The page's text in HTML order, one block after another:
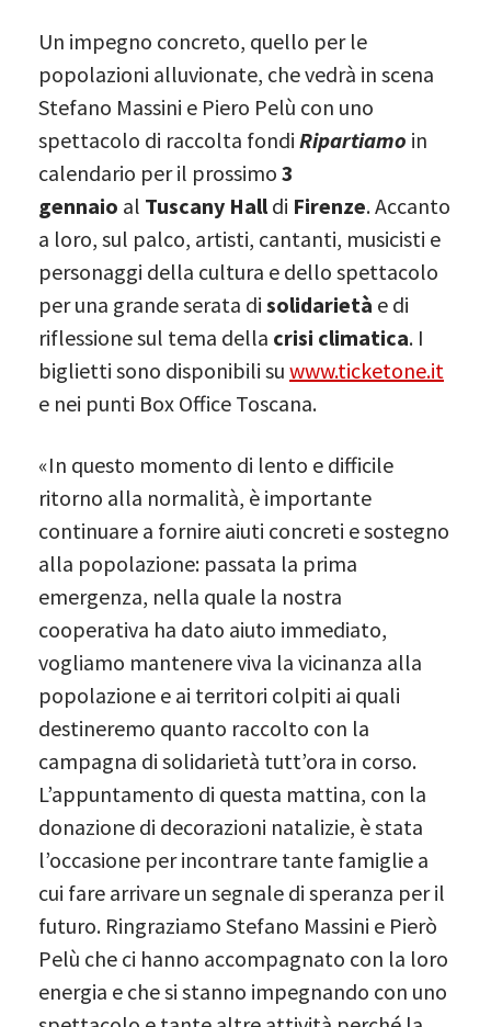
Un impegno concreto, quello per le
popolazioni alluvionate, che vedrà in scena
Stefano Massini e Piero Pelù con uno
spettacolo di raccolta fondi Ripartiamo in
calendario per il prossimo 3
gennaio al Tuscany Hall di Firenze. Accanto
a loro, sul palco, artisti, cantanti, musicisti e
personaggi della cultura e dello spettacolo
per una grande serata di solidarietà e di
riflessione sul tema della crisi climatica. I
biglietti sono disponibili su www.ticketone.it
e nei punti Box Office Toscana.
«In questo momento di lento e difficile
ritorno alla normalità, è importante
continuare a fornire aiuti concreti e sostegno
alla popolazione: passata la prima
emergenza, nella quale la nostra
cooperativa ha dato aiuto immediato,
vogliamo mantenere viva la vicinanza alla
popolazione e ai territori colpiti ai quali
destineremo quanto raccolto con la
campagna di solidarietà tutt’ora in corso.
L’appuntamento di questa mattina, con la
donazione di decorazioni natalizie, è stata
l’occasione per incontrare tante famiglie a
cui fare arrivare un segnale di speranza per il
futuro. Ringraziamo Stefano Massini e Pierò
Pelù che ci hanno accompagnato con la loro
energia e che si stanno impegnando con uno